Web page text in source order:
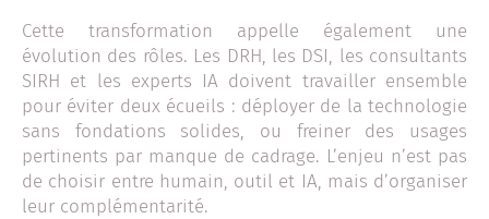
Cette transformation appelle également une
évolution des rôles. Les DRH, les DSI, les consultants
SIRH et les experts IA doivent travailler ensemble
pour éviter deux écueils : déployer de la technologie
sans fondations solides, ou freiner des usages
pertinents par manque de cadrage. L’enjeu n’est pas
de choisir entre humain, outil et IA, mais d’organiser
leur complémentarité.